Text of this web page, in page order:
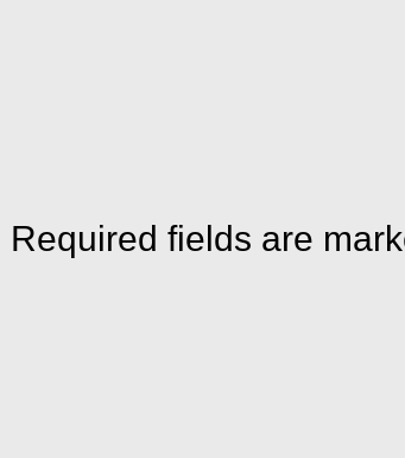
Required fields are